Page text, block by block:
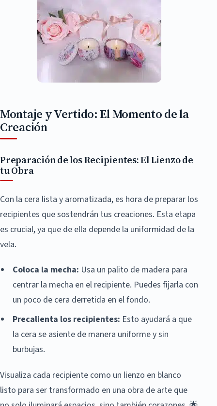
Montaje y Vertido: El Momento de la
Creación
Preparación de los Recipientes: El Lienzo de
tu Obra
Con la cera lista y aromatizada, es hora de preparar los
recipientes que sostendrán tus creaciones. Esta etapa
es crucial, ya que de ella depende la uniformidad de la
vela.
Coloca la mecha: Usa un palito de madera para
centrar la mecha en el recipiente. Puedes fijarla con
un poco de cera derretida en el fondo.
Precalienta los recipientes: Esto ayudará a que
la cera se asiente de manera uniforme y sin
burbujas.
Visualiza cada recipiente como un lienzo en blanco
listo para ser transformado en una obra de arte que